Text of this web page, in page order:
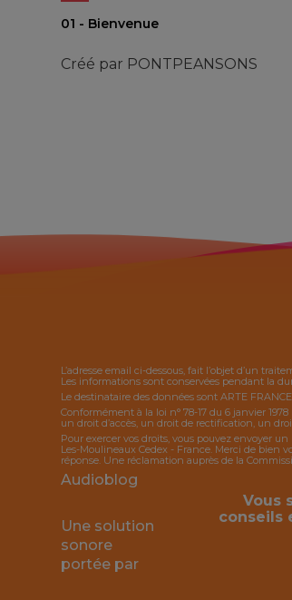
01 - Bienvenue
Créé par PONTPEANSONS
L’adresse email ci-dessous, fait l’objet d’un
Les informations sont conservées pendant la
Le destinataire des données sont ARTE
Conformément à la loi n° 78-17 du 6 janvier
un droit d’accès, un droit de rectification, un
Pour exercer vos droits, vous pouvez envoyer
Les-Moulineaux Cedex - France. Merci de bien
réponse. Une réclamation auprès de la
Audioblog
Une solution
sonore
portée par
Vous
conseils